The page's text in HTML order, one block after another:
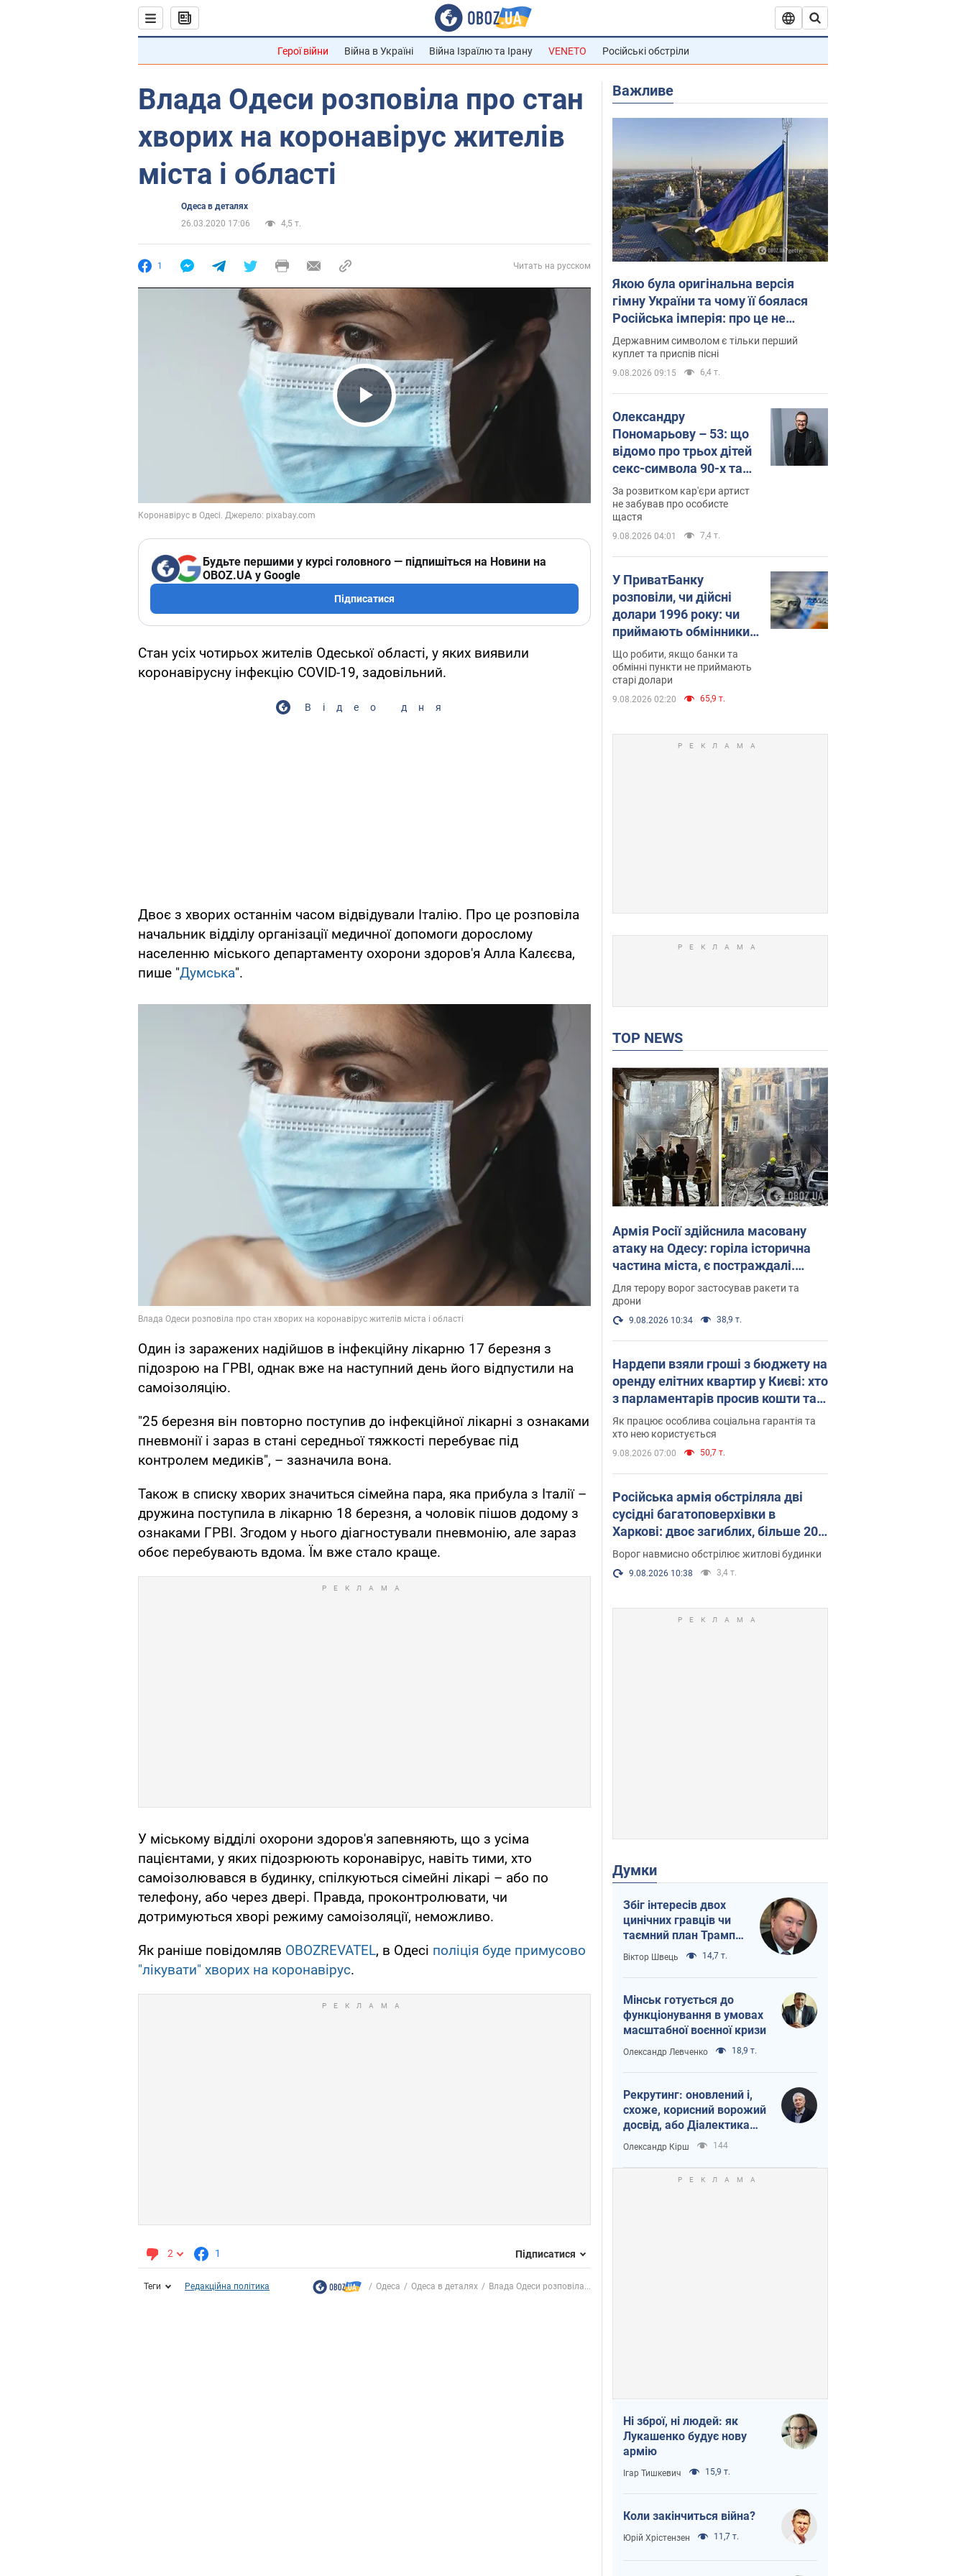
Герої війни Війна в Україні Війна Ізраїлю та Ірану VENETO Російські обстріли
Влада Одеси розповіла про стан
хворих на коронавірус жителів
міста і області
Одеса в деталях
26.03.2020 17:06
4,5 т.
1 Читать на русском
Play Video
Будьте першими у курсі головного — підпишіться на Новини на
OBOZ.UA у Google
Підписатися
Стан усіх чотирьох жителів Одеської області, у яких виявили
коронавірусну інфекцію COVID-19, задовільний.
Відео дня
Двоє з хворих останнім часом відвідували Італію. Про це розповіла
начальник відділу організації медичної допомоги дорослому
населенню міського департаменту охорони здоров'я Алла Калєєва,
пише "Думська".
Один із заражених надійшов в інфекційну лікарню 17 березня з
підозрою на ГРВІ, однак вже на наступний день його відпустили на
самоізоляцію.
"25 березня він повторно поступив до інфекційної лікарні з ознаками
пневмонії і зараз в стані середньої тяжкості перебуває під
контролем медиків", – зазначила вона.
Також в списку хворих значиться сімейна пара, яка прибула з Італії –
дружина поступила в лікарню 18 березня, а чоловік пішов додому з
ознаками ГРВІ. Згодом у нього діагностували пневмонію, але зараз
обоє перебувають вдома. Їм вже стало краще.
У міському відділі охорони здоров'я запевняють, що з усіма
пацієнтами, у яких підозрюють коронавірус, навіть тими, хто
самоізолювався в будинку, спілкуються сімейні лікарі – або по
телефону, або через двері. Правда, проконтролювати, чи
дотримуються хворі режиму самоізоляції, неможливо.
Як раніше повідомляв OBOZREVATEL, в Одесі поліція буде примусово
"лікувати" хворих на коронавірус.
2 1 Підписатися
Теги Редакційна політика Одеса Одеса в деталях Влада Одеси розповіла...
Важливе
Якою була оригінальна версія
гімну України та чому її боялася
Російська імперія: про це не
розповідають у школі
Державним символом є тільки перший
куплет та приспів пісні
9.08.2026 09:15 6,4 т.
Олександру
Пономарьову – 53: що
відомо про трьох дітей
секс-символа 90-х та
який вигляд вони
мають
За розвитком кар'єри артист
не забував про особисте
щастя
9.08.2026 04:01 7,4 т.
У ПриватБанку
розповіли, чи дійсні
долари 1996 року: чи
приймають обмінники
та банки такі купюри
Що робити, якщо банки та
обмінні пункти не приймають
старі долари
9.08.2026 02:20 65,9 т.
TOP NEWS
Армія Росії здійснила масовану
атаку на Одесу: горіла історична
частина міста, є постраждалі.
Фото та відео
Для терору ворог застосував ракети та
дрони
9.08.2026 10:34 38,9 т.
Нардепи взяли гроші з бюджету на
оренду елітних квартир у Києві: хто
з парламентарів просив кошти та
де поселився
Як працює особлива соціальна гарантія та
хто нею користується
9.08.2026 07:00 50,7 т.
Російська армія обстріляла дві
сусідні багатоповерхівки в
Харкові: двоє загиблих, більше 20
постраждалих
Ворог навмисно обстрілює житлові будинки
9.08.2026 10:38 3,4 т.
Думки
Збіг інтересів двох
цинічних гравців чи
таємний план Трампа
і Путіна?
Віктор Швець 14,7 т.
Мінськ готується до
функціонування в умовах
масштабної воєнної кризи
Олександр Левченко 18,9 т.
Рекрутинг: оновлений і,
схоже, корисний ворожий
досвід, або Діалектика
вибагливого боягузтва
Олександр Кірш 144
Ні зброї, ні людей: як
Лукашенко будує нову
армію
Ігар Тишкевич 15,9 т.
Коли закінчиться війна?
Юрій Хрістензен 11,7 т.